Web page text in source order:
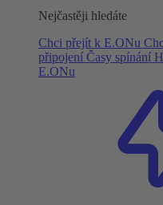
Nejčastěji hledáte
Chci přejít k E.ONu
připojení Časy spínání
E.ONu